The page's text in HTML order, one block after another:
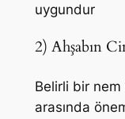
uygundur
2) Ahşabın
Belirli bir
arasında